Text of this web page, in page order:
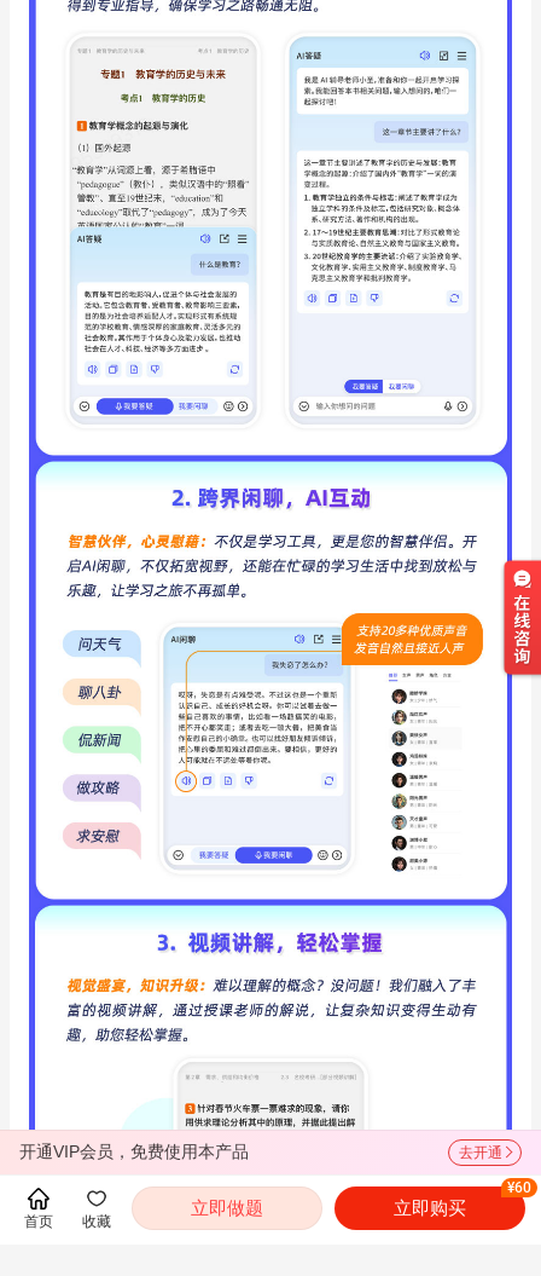
开通VIP会员，免费使用本产品 去开通
首页 收藏
立即做题 立即购买
¥60